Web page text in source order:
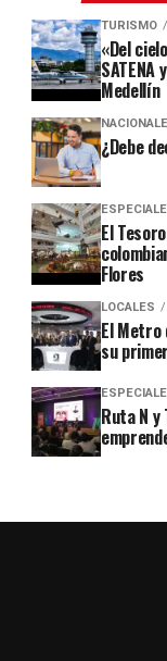
TURISMO
«Del
Medellín
¿Debe
El
Flores
LOCALES
El Metro
su
Ruta N